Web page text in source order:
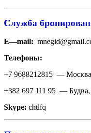
Служба
E—mail:
Телефоны:
+7 9688212815 —
+382 697 111 95 —
Skype: chtlfq